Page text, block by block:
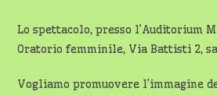
Lo spettacolo, presso l’Auditorium
Oratorio femminile, Via Battisti 2,
Vogliamo promuovere l’immagine